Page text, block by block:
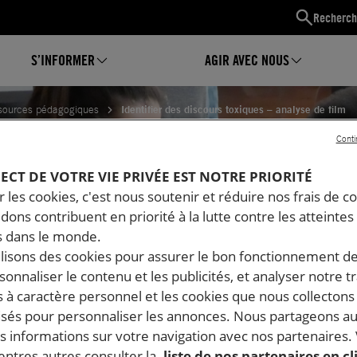
S’INFORMER AGIR AVEC NOUS
pédagogiques Identifier des discours toxiques – analyse de film
DES DISCOURS
FILM
DE VOTRE VIE PRIVÉE EST NOTRE PRIORITÉ
les cookies, c'est nous soutenir et réduire nos frais de
contribuent en priorité à la lutte contre les
dans le monde.
des cookies pour assurer le bon fonctionnement
le contenu et les publicités, et analyser notre
à caractère personnel et les cookies que nous
pour personnaliser les annonces. Nous partageons
informations sur votre navigation avec nos partenaires.